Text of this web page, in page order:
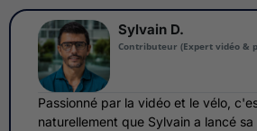
Sylvain D.
Contributeur (Expert vidéo &
Passionné par la vidéo et le vélo,
naturellement que Sylvain a lancé